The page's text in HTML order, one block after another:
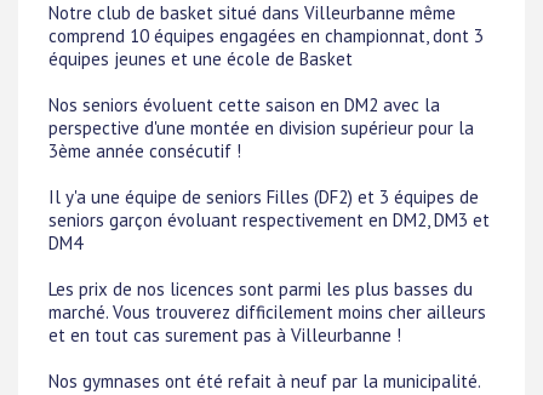
Notre club de basket situé dans Villeurbanne même
comprend 10 équipes engagées en championnat, dont 3
équipes jeunes et une école de Basket
Nos seniors évoluent cette saison en DM2 avec la
perspective d'une montée en division supérieur pour la
3ème année consécutif !
Il y'a une équipe de seniors Filles (DF2) et 3 équipes de
seniors garçon évoluant respectivement en DM2, DM3 et
DM4
Les prix de nos licences sont parmi les plus basses du
marché. Vous trouverez difficilement moins cher ailleurs
et en tout cas surement pas à Villeurbanne !
Nos gymnases ont été refait à neuf par la municipalité.